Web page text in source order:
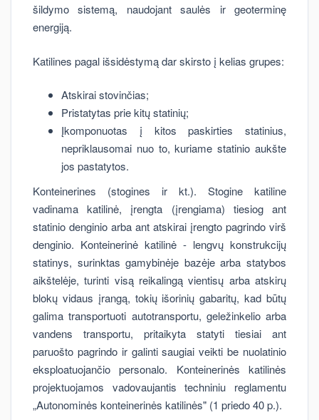
šildymo sistemą, naudojant saulės ir geoterminę
energiją.
Katilines pagal išsidėstymą dar skirsto į kelias grupes:
Atskirai stovinčias;
Pristatytas prie kitų statinių;
Įkomponuotas į kitos paskirties statinius,
nepriklausomai nuo to, kuriame statinio aukšte
jos pastatytos.
Konteinerines (stogines ir kt.). Stogine katiline
vadinama katilinė, įrengta (įrengiama) tiesiog ant
statinio denginio arba ant atskirai įrengto pagrindo virš
denginio. Konteinerinė katilinė - lengvų konstrukcijų
statinys, surinktas gamybinėje bazėje arba statybos
aikštelėje, turinti visą reikalingą vientisų arba atskirų
blokų vidaus įrangą, tokių išorinių gabaritų, kad būtų
galima transportuoti autotransportu, geležinkelio arba
vandens transportu, pritaikyta statyti tiesiai ant
paruošto pagrindo ir galinti saugiai veikti be nuolatinio
eksploatuojančio personalo. Konteinerinės katilinės
projektuojamos vadovaujantis techniniu reglamentu
„Autonominės konteinerinės katilinės" (1 priedo 40 p.).